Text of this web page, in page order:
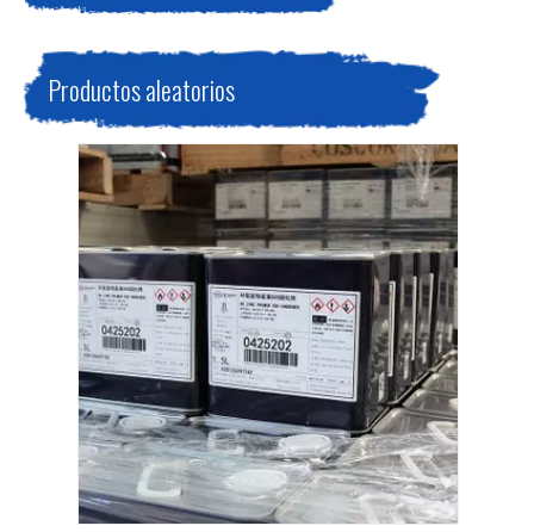
Productos aleatorios